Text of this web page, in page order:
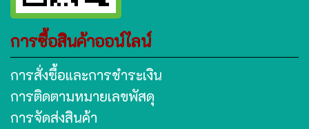
การซื้อสินค้าออน์ไลน์
การสั่งซื้อและการชำระเงิน
การติดตามหมายเลขพัสดุ
การจัดส่งสินค้า